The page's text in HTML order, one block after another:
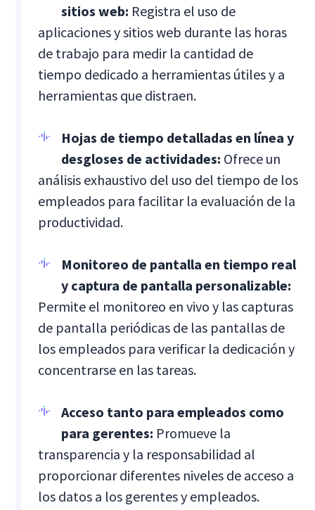
sitios web: Registra el uso de
aplicaciones y sitios web durante las horas
de trabajo para medir la cantidad de
tiempo dedicado a herramientas útiles y a
herramientas que distraen.
Hojas de tiempo detalladas en línea y
desgloses de actividades: Ofrece un
análisis exhaustivo del uso del tiempo de los
empleados para facilitar la evaluación de la
productividad.
Monitoreo de pantalla en tiempo real
y captura de pantalla personalizable:
Permite el monitoreo en vivo y las capturas
de pantalla periódicas de las pantallas de
los empleados para verificar la dedicación y
concentrarse en las tareas.
Acceso tanto para empleados como
para gerentes: Promueve la
transparencia y la responsabilidad al
proporcionar diferentes niveles de acceso a
los datos a los gerentes y empleados.